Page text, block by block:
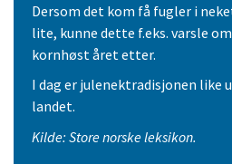
Dersom det kom få fugler i
lite, kunne dette f.eks. varsle
kornhøst året etter.
I dag er julenektradisjonen like
landet.
Kilde: Store norske leksikon.